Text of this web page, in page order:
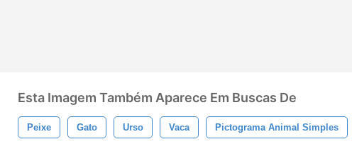
Esta Imagem Também Aparece Em Buscas De
Peixe Gato Urso Vaca Pictograma Animal Simples